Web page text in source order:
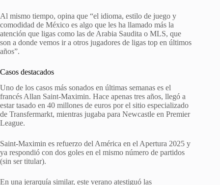
Al mismo tiempo, opina que “el idioma, estilo de juego y
comodidad de México es algo que les ha llamado más la
atención que ligas como las de Arabia Saudita o MLS, que
son a donde vemos ir a otros jugadores de ligas top en últimos
años”.
Casos destacados
Uno de los casos más sonados en últimas semanas es el
francés Allan Saint-Maximin. Hace apenas tres años, llegó a
estar tasado en 40 millones de euros por el sitio especializado
de Transfermarkt, mientras jugaba para Newcastle en Premier
League.
Saint-Maximin es refuerzo del América en el Apertura 2025 y
ya respondió con dos goles en el mismo número de partidos
(sin ser titular).
En una jerarquía similar, este verano atestiguó las